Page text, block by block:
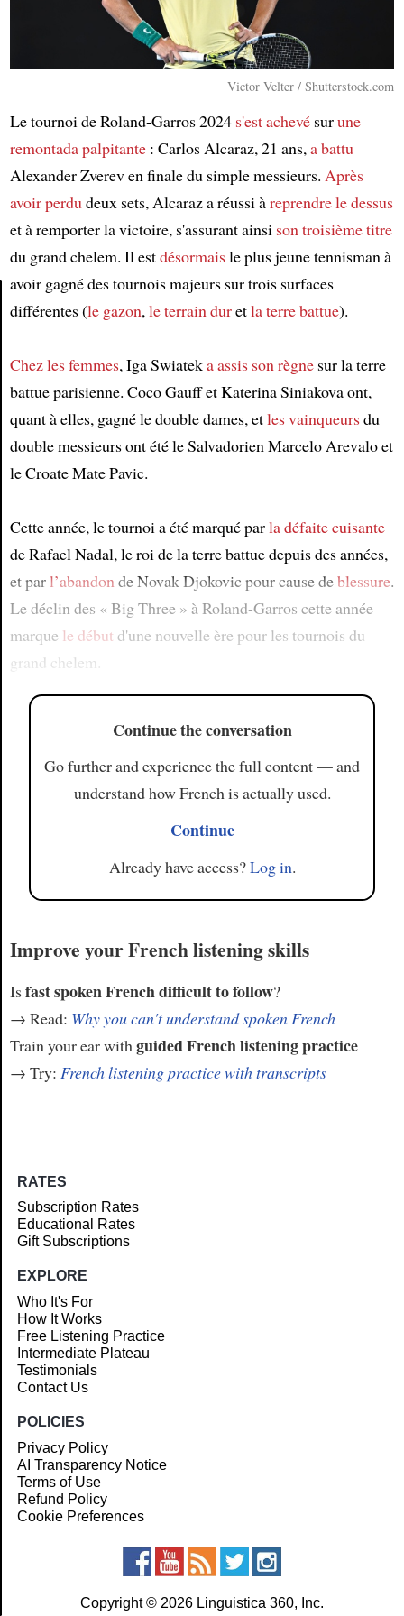
Victor Velter / Shutterstock.com
Le tournoi de Roland-Garros 2024 s'est achevésurune
remontadapalpitante: Carlos Alcaraz, 21 ans, a battu
Alexander Zverev en finale du simple messieurs. Après
avoir perdu deux sets, Alcaraz a réussi àreprendre le dessus
et à remporter la victoire, s'assurant ainsi son troisième titre
du grand chelem. Il estdésormaisle plus jeune tennisman à
avoir gagné des tournois majeurs sur trois surfaces
différentes (le gazon, le terrain duretla terre battue).
Chez les femmes, Iga Swiateka assis son règnesur la terre
battue parisienne. Coco Gauff et Katerina Siniakova ont,
quant à elles, gagné le double dames, etles vainqueursdu
double messieurs ont été le Salvadorien Marcelo Arevalo et
le Croate Mate Pavic.
Cette année, le tournoi a été marqué parla défaite cuisante
de Rafael Nadal, le roi de la terre battue depuis des années,
et parl’abandon de Novak Djokovic pour cause deblessure.
Le déclin des « Big Three » à Roland-Garros cette année
marque le début d'une nouvelle ère pour les tournois du
grand chelem.
Continue the conversation
Go further and experience the full content — and
understand how French is actually used.
Continue
Already have access?Log in.
Improve your French listening skills
Isfast spoken French difficult to follow?
→ Read: Why you can't understand spoken French
Train your ear withguided French listening practice
→ Try: French listening practice with transcripts
RATES
Subscription Rates
Educational Rates
Gift Subscriptions
EXPLORE
Who It's For
How It Works
Free Listening Practice
Intermediate Plateau
Testimonials
Contact Us
POLICIES
Privacy Policy
AI Transparency Notice
Terms of Use
Refund Policy
Cookie Preferences
Copyright © 2026 Linguistica 360, Inc.